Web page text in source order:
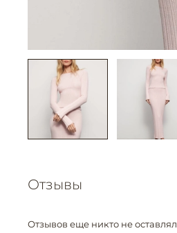
Отзывы
Отзывов еще никто не оставлял